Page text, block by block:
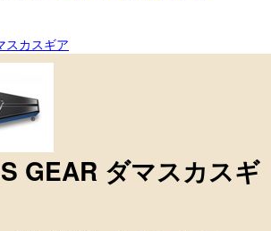
スカスギア
GEAR ダマスカスギ